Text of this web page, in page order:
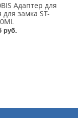
Адаптер для
замка ST-
руб.